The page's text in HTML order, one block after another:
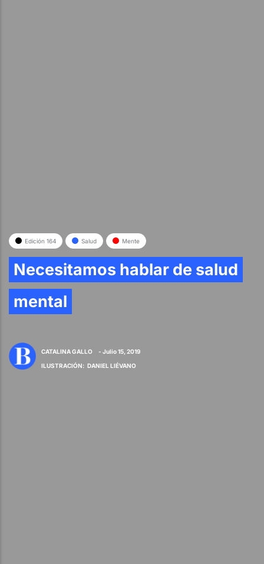
Edición 164 Salud Mente
Necesitamos hablar de salud
mental
CATALINA GALLO
- Julio 15, 2019
ILUSTRACIÓN: DANIEL LIÉVANO